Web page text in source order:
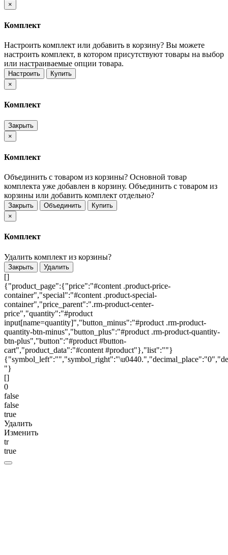
×
Комплект
Настроить комплект или добавить в корзину? Вы можете
настроить комплект, в котором присутствуют товары на выбор
или настраиваемые опции товара.
Настроить
Купить
×
Комплект
Закрыть
×
Комплект
Объединить с товаром из корзины? Основной товар
комплекта уже добавлен в корзину. Объединить с товаром из
корзины или добавить комплект отдельно?
Закрыть Объединить
Купить
×
Комплект
Удалить комплект из корзины?
Закрыть Удалить
[]
{"product_page":{"price":"#content .product-price-
container","special":"#content .product-special-
container","price_parent":".rm-product-center-
price","quantity":"#product
input[name=quantity]","button_minus":"#product .rm-product-
quantity-btn-minus","button_plus":"#product .rm-product-quantity-
btn-plus","button":"#product #button-
cart","product_data":"#content #product"},"list":""}
"}
[]
0
false
false
true
Удалить
Изменить
tr
true